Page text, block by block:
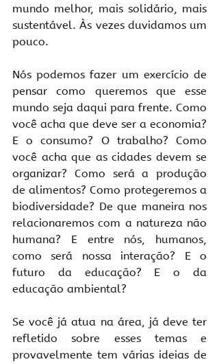
mundo melhor, mais solidário, mais
sustentável. Às vezes duvidamos um
pouco.
Nós podemos fazer um exercício de
pensar como queremos que esse
mundo seja daqui para frente. Como
você acha que deve ser a economia?
E o consumo? O trabalho? Como
você acha que as cidades devem se
organizar? Como será a produção
de alimentos? Como protegeremos a
biodiversidade? De que maneira nos
relacionaremos com a natureza não
humana? E entre nós, humanos,
como será nossa interação? E o
futuro da educação? E o da
educação ambiental?
Se você já atua na área, já deve ter
refletido sobre esses temas e
provavelmente tem várias ideias de